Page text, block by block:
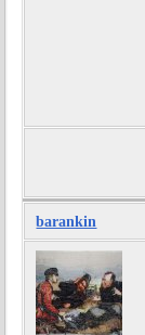
barankin